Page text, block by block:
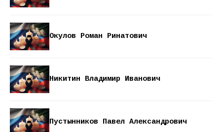
Окулов Роман Ринатович
Никитин Владимир Иванович
Пустынников Павел Александрович